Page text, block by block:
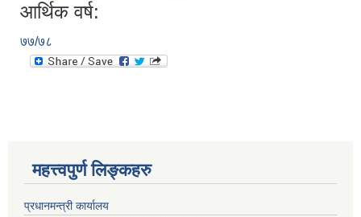
आर्थिक वर्ष:
७७/७८
महत्त्वपुर्ण लिङ्कहरु
प्रधानमन्त्री कार्यालय